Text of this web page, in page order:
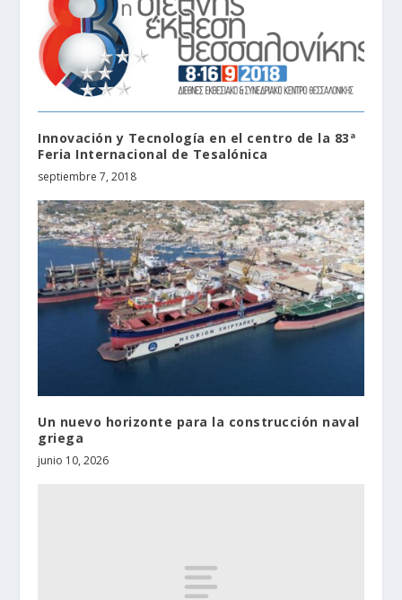
Innovación y Tecnología en el centro de la 83ª
Feria Internacional de Tesalónica
septiembre 7, 2018
Un nuevo horizonte para la construcción naval
griega
junio 10, 2026